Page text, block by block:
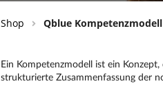
Shop Qblue Kompetenzmodell